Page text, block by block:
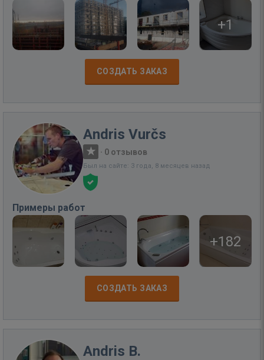
+1
СОЗДАТЬ ЗАКАЗ
Andris Vurčs
· 0 отзывов
Был на сайте: 3 года, 8 месяцев назад
Примеры работ
+182
СОЗДАТЬ ЗАКАЗ
Andris B.